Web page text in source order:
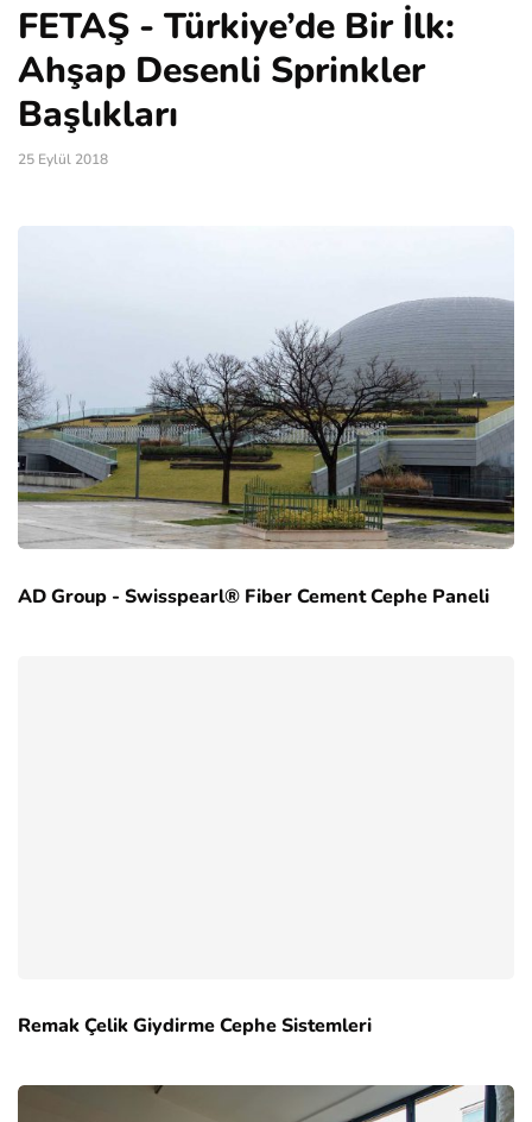
FETAŞ - Türkiye’de Bir İlk:
Ahşap Desenli Sprinkler
Başlıkları
25 Eylül 2018
AD Group - Swisspearl® Fiber Cement Cephe Paneli
Remak Çelik Giydirme Cephe Sistemleri